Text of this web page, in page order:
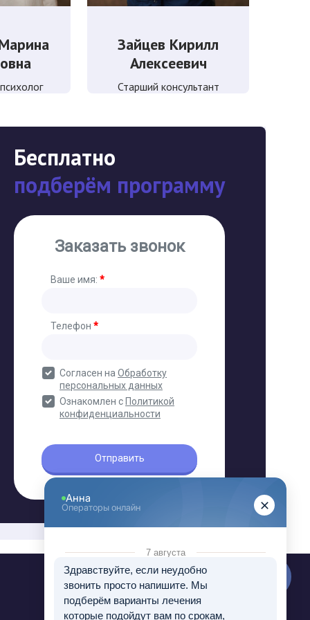
Зайцев Кирилл
Алексеевич
Старший консультант
Бесплатно
подберём программу
Контакты 24/7
8 (800) 333-20-07